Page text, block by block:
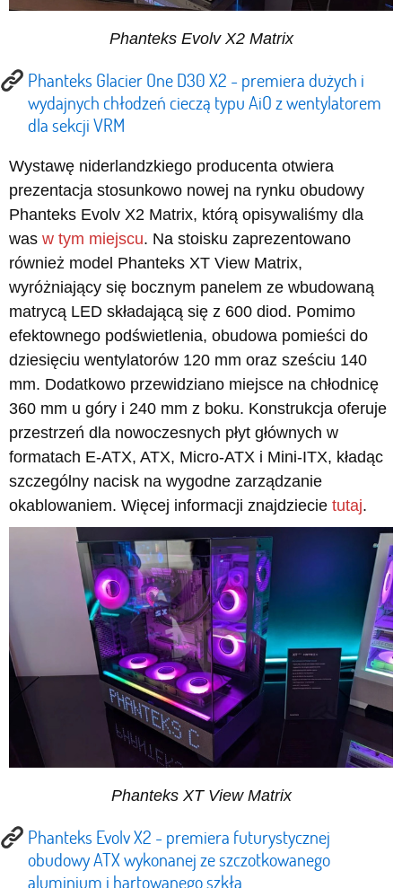
Phanteks Evolv X2 Matrix
Phanteks Glacier One D30 X2 - premiera dużych i
wydajnych chłodzeń cieczą typu AiO z wentylatorem
dla sekcji VRM
Wystawę niderlandzkiego producenta otwiera
prezentacja stosunkowo nowej na rynku obudowy
Phanteks Evolv X2 Matrix, którą opisywaliśmy dla
was w tym miejscu. Na stoisku zaprezentowano
również model Phanteks XT View Matrix,
wyróżniający się bocznym panelem ze wbudowaną
matrycą LED składającą się z 600 diod. Pomimo
efektownego podświetlenia, obudowa pomieści do
dziesięciu wentylatorów 120 mm oraz sześciu 140
mm. Dodatkowo przewidziano miejsce na chłodnicę
360 mm u góry i 240 mm z boku. Konstrukcja oferuje
przestrzeń dla nowoczesnych płyt głównych w
formatach E-ATX, ATX, Micro-ATX i Mini-ITX, kładąc
szczególny nacisk na wygodne zarządzanie
okablowaniem. Więcej informacji znajdziecie tutaj.
Phanteks XT View Matrix
Phanteks Evolv X2 - premiera futurystycznej
obudowy ATX wykonanej ze szczotkowanego
aluminium i hartowanego szkła